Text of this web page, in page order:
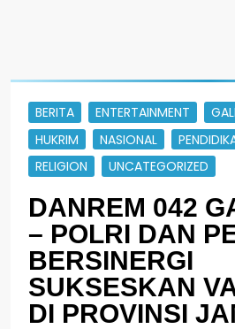
BERITA ENTERTAINMENT
HUKRIM
NASIONAL
RELIGION
UNCATEGORIZED
DANREM 042
– POLRI DAN
BERSINERGI
SUKSESKAN
DI PROVINSI